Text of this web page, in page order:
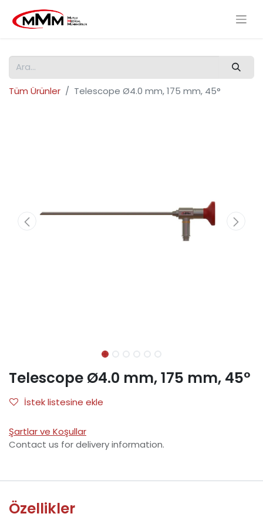
Tüm Ürünler Telescope Ø4.0 mm, 175 mm, 45°
Telescope Ø4.0 mm, 175 mm, 45°
İstek listesine ekle
Şartlar ve Koşullar
Contact us for delivery information.
Özellikler